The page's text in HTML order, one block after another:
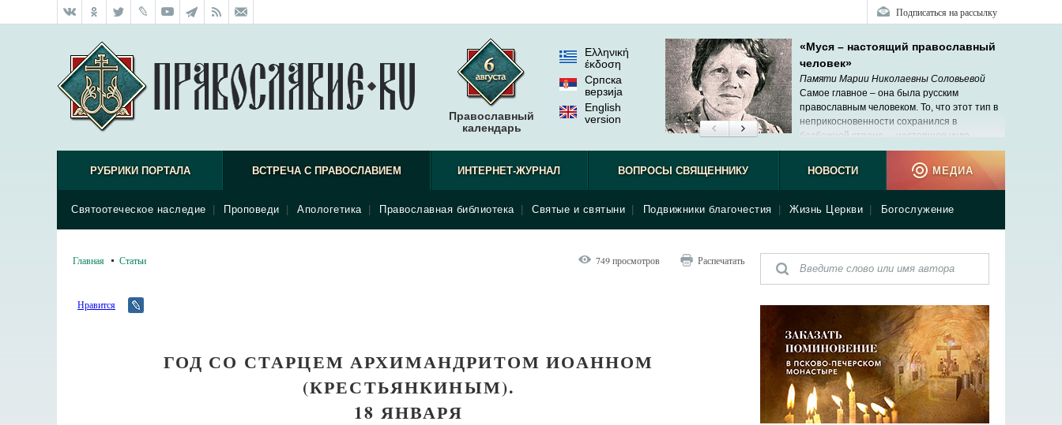
Подписаться на рассылку
Православный
календарь
Ελληνική
έκδοση
Српска
верзиjа
English
version
«Муся – настоящий православный
человек»
Памяти Марии Николаевны Соловьевой
Самое главное – она была русским
православным человеком. То, что этот тип в
неприкосновенности сохранился в
безбожной стране, – настоящее чудо.
РУБРИКИ ПОРТАЛА ВСТРЕЧА С ПРАВОСЛАВИЕМ
Святоотеческое наследие Проповеди Апологетика Православная библиотека Святые и святыни Подвижники благочестия Жизнь Церкви Богослужение
ИНТЕРНЕТ-ЖУРНАЛ ВОПРОСЫ СВЯЩЕННИКУ НОВОСТИ МЕДИА
Главная Статьи 749 просмотров Распечатать
Нравится
ГОД СО СТАРЦЕМ АРХИМАНДРИТОМ ИОАННОМ
(КРЕСТЬЯНКИНЫМ).
18 ЯНВАРЯ